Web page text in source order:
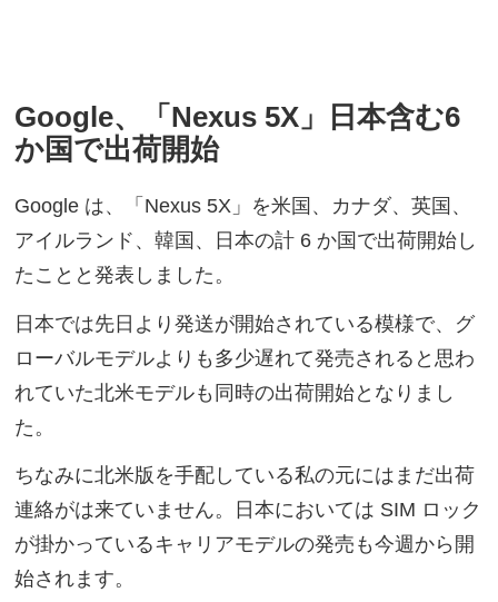
Google、「Nexus 5X」日本含む6
か国で出荷開始
Google は、「Nexus 5X」を米国、カナダ、英国、
アイルランド、韓国、日本の計 6 か国で出荷開始し
たことと発表しました。
日本では先日より発送が開始されている模様で、グ
ローバルモデルよりも多少遅れて発売されると思わ
れていた北米モデルも同時の出荷開始となりまし
た。
ちなみに北米版を手配している私の元にはまだ出荷
連絡がは来ていません。日本においては SIM ロック
が掛かっているキャリアモデルの発売も今週から開
始されます。